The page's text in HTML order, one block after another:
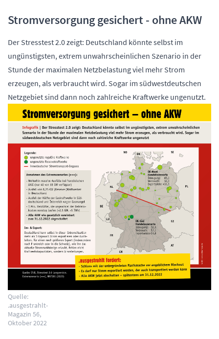
Stromversorgung gesichert - ohne AKW
Der Stresstest 2.0 zeigt: Deutschland könnte selbst im
ungünstigsten, extrem unwahrscheinlichen Szenario in der
Stunde der maximalen Netzbelastung viel mehr Strom
erzeugen, als verbraucht wird. Sogar im südwestdeutschen
Netzgebiet sind dann noch zahlreiche Kraftwerke ungenutzt.
Quelle:
.ausgestrahlt-
Magazin 56,
Oktober 2022